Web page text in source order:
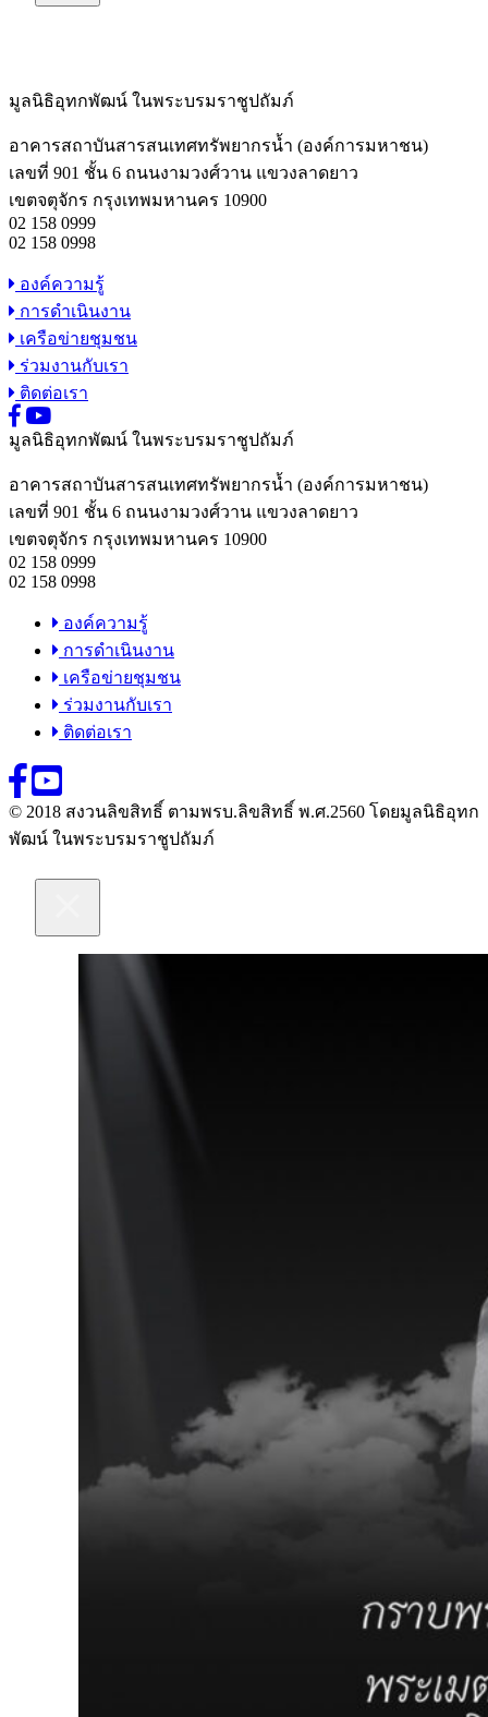
มูลนิธิอุทกพัฒน์ ในพระบรมราชูปถัมภ์
อาคารสถาบันสารสนเทศทรัพยากรน้ำ (องค์การมหาชน)
เลขที่ 901 ชั้น 6 ถนนงามวงศ์วาน แขวงลาดยาว
เขตจตุจักร กรุงเทพมหานคร 10900
02 158 0999
02 158 0998
องค์ความรู้
การดำเนินงาน
เครือข่ายชุมชน
ร่วมงานกับเรา
ติดต่อเรา
มูลนิธิอุทกพัฒน์ ในพระบรมราชูปถัมภ์
อาคารสถาบันสารสนเทศทรัพยากรน้ำ (องค์การมหาชน)
เลขที่ 901 ชั้น 6 ถนนงามวงศ์วาน แขวงลาดยาว
เขตจตุจักร กรุงเทพมหานคร 10900
02 158 0999
02 158 0998
องค์ความรู้
การดำเนินงาน
เครือข่ายชุมชน
ร่วมงานกับเรา
ติดต่อเรา
© 2018 สงวนลิขสิทธิ์ ตามพรบ.ลิขสิทธิ์ พ.ศ.2560 โดยมูลนิธิอุทก
พัฒน์ ในพระบรมราชูปถัมภ์